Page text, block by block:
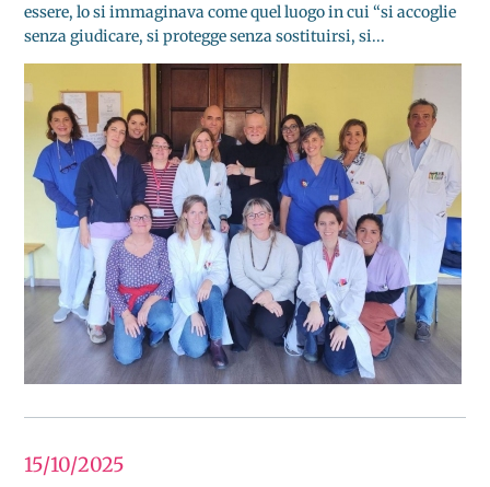
essere, lo si immaginava come quel luogo in cui “si accoglie
senza giudicare, si protegge senza sostituirsi, si...
15/102025